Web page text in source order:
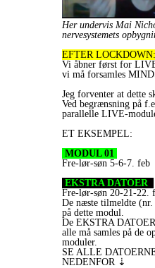
Her undervis Mai
nervesystemets
EFTER LOCKDOWN:
Vi åbner først for
vi må forsamles
Jeg forventer at dette
Ved begrænsning på
parallelle LIVE-
ET EKSEMPEL:
MODUL 01
Fre-lør-søn 5-6-7. feb
EKSTRA DATOER
Fre-lør-søn 20-21-22.
De næste tilmeldte
på dette modul.
De EKSTRA
alle må samles på de
moduler.
SE ALLE
NEDENFOR ⇣